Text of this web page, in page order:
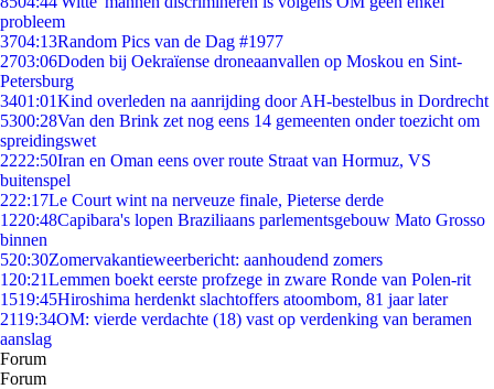
probleem
3704:13Random Pics van de Dag #1977
2703:06Doden bij Oekraïense droneaanvallen op Moskou en Sint-
Petersburg
3401:01Kind overleden na aanrijding door AH-bestelbus in Dordrecht
5300:28Van den Brink zet nog eens 14 gemeenten onder toezicht om
spreidingswet
2222:50Iran en Oman eens over route Straat van Hormuz, VS
buitenspel
222:17Le Court wint na nerveuze finale, Pieterse derde
1220:48Capibara's lopen Braziliaans parlementsgebouw Mato Grosso
binnen
520:30Zomervakantieweerbericht: aanhoudend zomers
1 20:21Lemmen boekt eerste profzege in zware Ronde van Polen-rit
1519:45Hiroshima herdenkt slachtoffers atoombom, 81 jaar later
2119:34OM: vierde verdachte (18) vast op verdenking van beramen
aanslag
Forum
Forum